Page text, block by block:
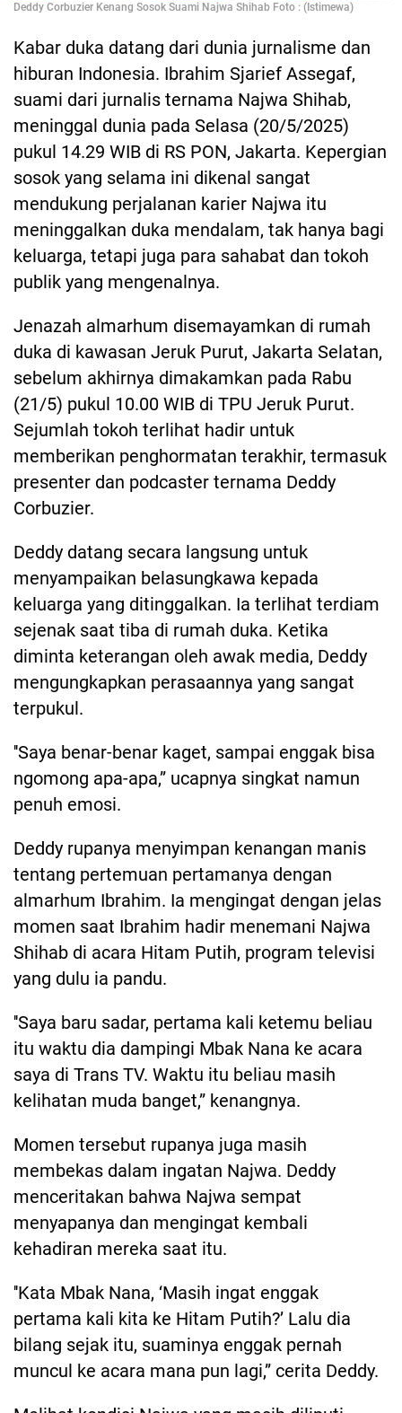
Deddy Corbuzier Kenang Sosok Suami Najwa Shihab Foto : (Istimewa)
Kabar duka datang dari dunia jurnalisme dan
hiburan Indonesia. Ibrahim Sjarief Assegaf,
suami dari jurnalis ternama Najwa Shihab,
meninggal dunia pada Selasa (20/5/2025)
pukul 14.29 WIB di RS PON, Jakarta. Kepergian
sosok yang selama ini dikenal sangat
mendukung perjalanan karier Najwa itu
meninggalkan duka mendalam, tak hanya bagi
keluarga, tetapi juga para sahabat dan tokoh
publik yang mengenalnya.
Jenazah almarhum disemayamkan di rumah
duka di kawasan Jeruk Purut, Jakarta Selatan,
sebelum akhirnya dimakamkan pada Rabu
(21/5) pukul 10.00 WIB di TPU Jeruk Purut.
Sejumlah tokoh terlihat hadir untuk
memberikan penghormatan terakhir, termasuk
presenter dan podcaster ternama Deddy
Corbuzier.
Deddy datang secara langsung untuk
menyampaikan belasungkawa kepada
keluarga yang ditinggalkan. Ia terlihat terdiam
sejenak saat tiba di rumah duka. Ketika
diminta keterangan oleh awak media, Deddy
mengungkapkan perasaannya yang sangat
terpukul.
''Saya benar-benar kaget, sampai enggak bisa
ngomong apa-apa,” ucapnya singkat namun
penuh emosi.
Deddy rupanya menyimpan kenangan manis
tentang pertemuan pertamanya dengan
almarhum Ibrahim. Ia mengingat dengan jelas
momen saat Ibrahim hadir menemani Najwa
Shihab di acara Hitam Putih, program televisi
yang dulu ia pandu.
''Saya baru sadar, pertama kali ketemu beliau
itu waktu dia dampingi Mbak Nana ke acara
saya di Trans TV. Waktu itu beliau masih
kelihatan muda banget,” kenangnya.
Momen tersebut rupanya juga masih
membekas dalam ingatan Najwa. Deddy
menceritakan bahwa Najwa sempat
menyapanya dan mengingat kembali
kehadiran mereka saat itu.
''Kata Mbak Nana, ‘Masih ingat enggak
pertama kali kita ke Hitam Putih?’ Lalu dia
bilang sejak itu, suaminya enggak pernah
muncul ke acara mana pun lagi,” cerita Deddy.